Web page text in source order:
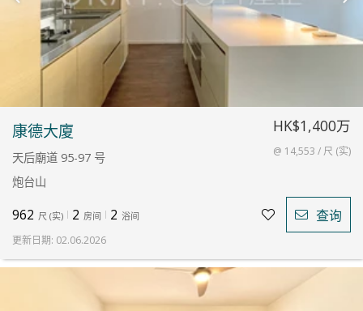
康德大廈
天后廟道 95-97 号
炮台山
HK$1,400万
@ 14,553 / 尺 (实)
962 尺 (实) 2 房间 2 浴间 查询
更新日期: 02.06.2026